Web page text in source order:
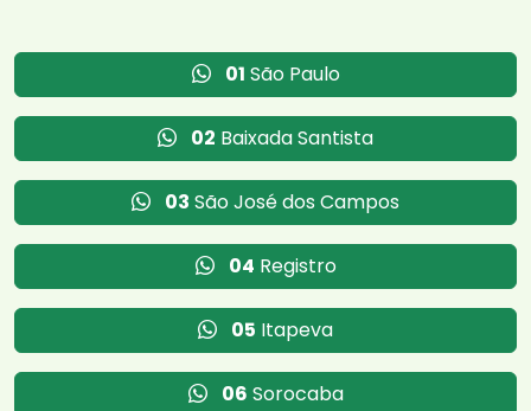
01 São Paulo
02 Baixada Santista
03 São José dos Campos
04 Registro
05 Itapeva
06 Sorocaba